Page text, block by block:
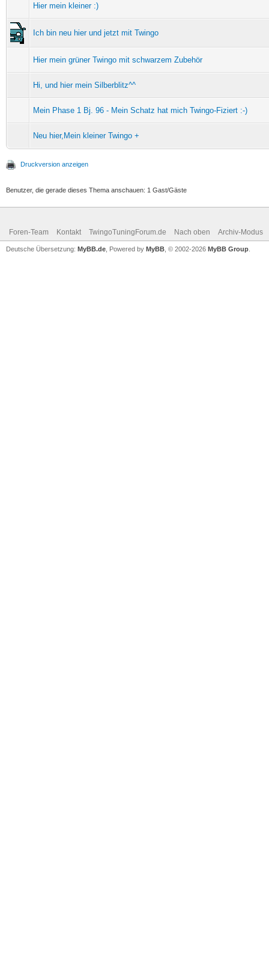
Hier mein kleiner :)
Ich bin neu hier und jetzt mit Twingo
Hier mein grüner Twingo mit schwarzem Zubehör
Hi, und hier mein Silberblitz^^
Mein Phase 1 Bj. 96 - Mein Schatz hat mich Twingo-Fiziert :-)
Neu hier,Mein kleiner Twingo +
Druckversion anzeigen
Benutzer, die gerade dieses Thema anschauen: 1 Gast/Gäste
Foren-Team Kontakt TwingoTuningForum.de Nach oben Archiv-Modus
Deutsche Übersetzung: MyBB.de , Powered by MyBB , © 2002-2026 MyBB Group